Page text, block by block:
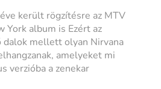
került rögzítésre az MTV
York album is Ezért az
dalok mellett olyan Nirvana
amelyeket mi
verzióba a zenekar